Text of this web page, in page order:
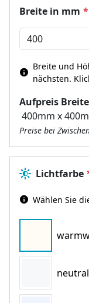
Breite in mm *
Aufpreis
Breite und
nächsten.
Preise bei
Lichtfarbe
Wählen Sie